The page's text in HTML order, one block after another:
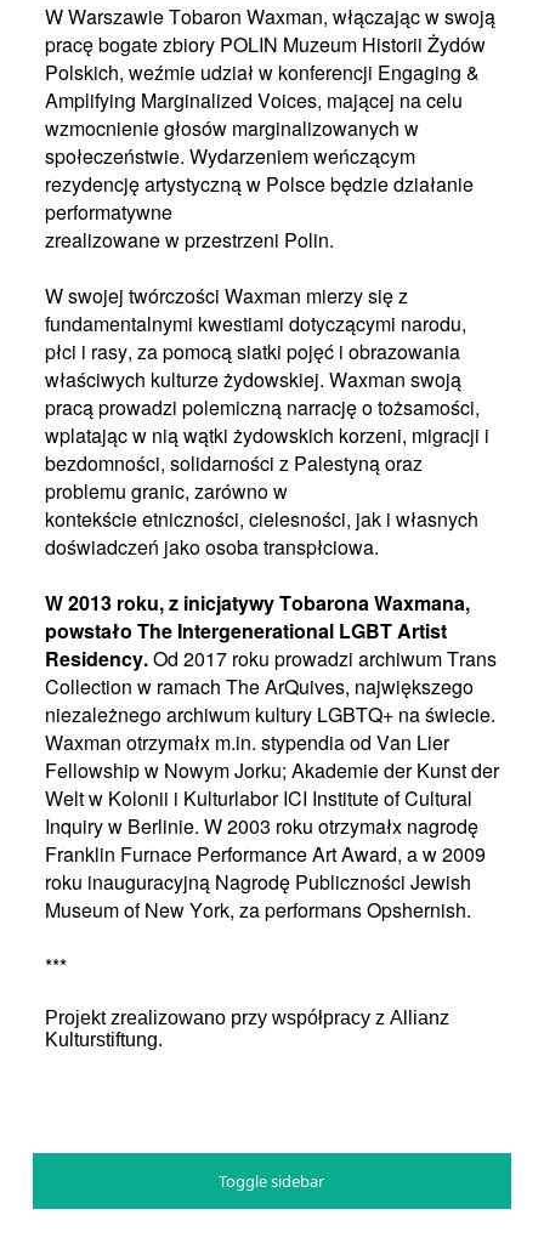
W Warszawie Tobaron Waxman, włączając w swoją
pracę bogate zbiory POLIN Muzeum Historii Żydów
Polskich, weźmie udział w konferencji Engaging &
Amplifying Marginalized Voices, mającej na celu
wzmocnienie głosów marginalizowanych w
społeczeństwie. Wydarzeniem weńczącym
rezydencję artystyczną w Polsce będzie działanie
performatywne
zrealizowane w przestrzeni Polin.
W swojej twórczości Waxman mierzy się z
fundamentalnymi kwestiami dotyczącymi narodu,
płci i rasy, za pomocą siatki pojęć i obrazowania
właściwych kulturze żydowskiej. Waxman swoją
pracą prowadzi polemiczną narrację o tożsamości,
wplatając w nią wątki żydowskich korzeni, migracji i
bezdomności, solidarności z Palestyną oraz
problemu granic, zarówno w
kontekście etniczności, cielesności, jak i własnych
doświadczeń jako osoba transpłciowa.
W 2013 roku, z inicjatywy Tobarona Waxmana,
powstało The Intergenerational LGBT Artist
Residency.Od 2017 roku prowadzi archiwum Trans
Collection w ramach The ArQuives, największego
niezależnego archiwum kultury LGBTQ+ na świecie.
Waxman otrzymałx m.in. stypendia od Van Lier
Fellowship w Nowym Jorku; Akademie der Kunst der
Welt w Kolonii i Kulturlabor ICI Institute of Cultural
Inquiry w Berlinie. W 2003 roku otrzymałx nagrodę
Franklin Furnace Performance Art Award, a w 2009
roku inauguracyjną Nagrodę Publiczności Jewish
Museum of New York, za performans Opshernish.
***
Projekt zrealizowano przy współpracy z Allianz
Kulturstiftung.
Toggle sidebar